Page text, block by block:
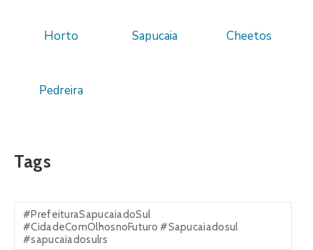
Horto Sapucaia Cheetos
Pedreira
Tags
#PrefeituraSapucaiadoSul
#CidadeComOlhosnoFuturo #Sapucaiadosul
#sapucaiadosulrs